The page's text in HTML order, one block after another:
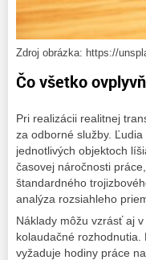
Zdroj obrázka: https://
Čo všetko
Pri realizácii realitnej
za odborné služby.
jednotlivých objektoch
časovej náročnosti
štandardného
analýza rozsiahleho
Náklady môžu vzrásť aj
kolaudačné
vyžaduje hodiny práce